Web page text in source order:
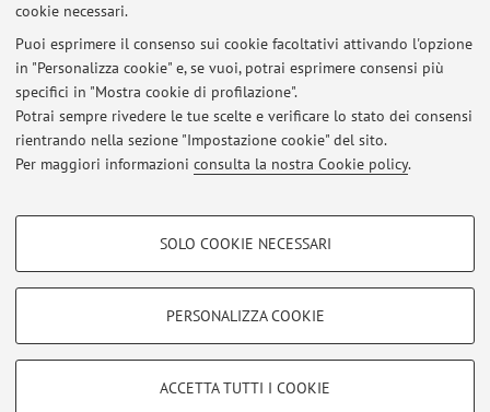
cookie necessari.
Puoi esprimere il consenso sui cookie facoltativi attivando l'opzione
in "Personalizza cookie" e, se vuoi, potrai esprimere consensi più
specifici in "Mostra cookie di profilazione".
Potrai sempre rivedere le tue scelte e verificare lo stato dei consensi
rientrando nella sezione "Impostazione cookie" del sito.
Per maggiori informazioni consulta la nostra Cookie policy.
COOKIE DI PROFILAZIONE - FACOLTATIVI
COOKIE TECNICI - NECESSARI
SOLO COOKIE NECESSARI
PERSONALIZZA COOKIE
ACCETTA TUTTI I COOKIE
Ultimi avvisi
Al momento non sono presenti avvisi.
Area riservata
Accedi tramiteloginper gestire tutti i contenuti del sito.
Zamboni, 33 - 40126 Bologna - Partita IVA: 01131710376